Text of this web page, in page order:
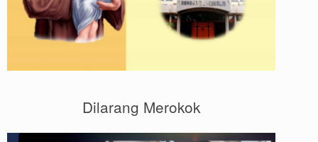
Dilarang Merokok